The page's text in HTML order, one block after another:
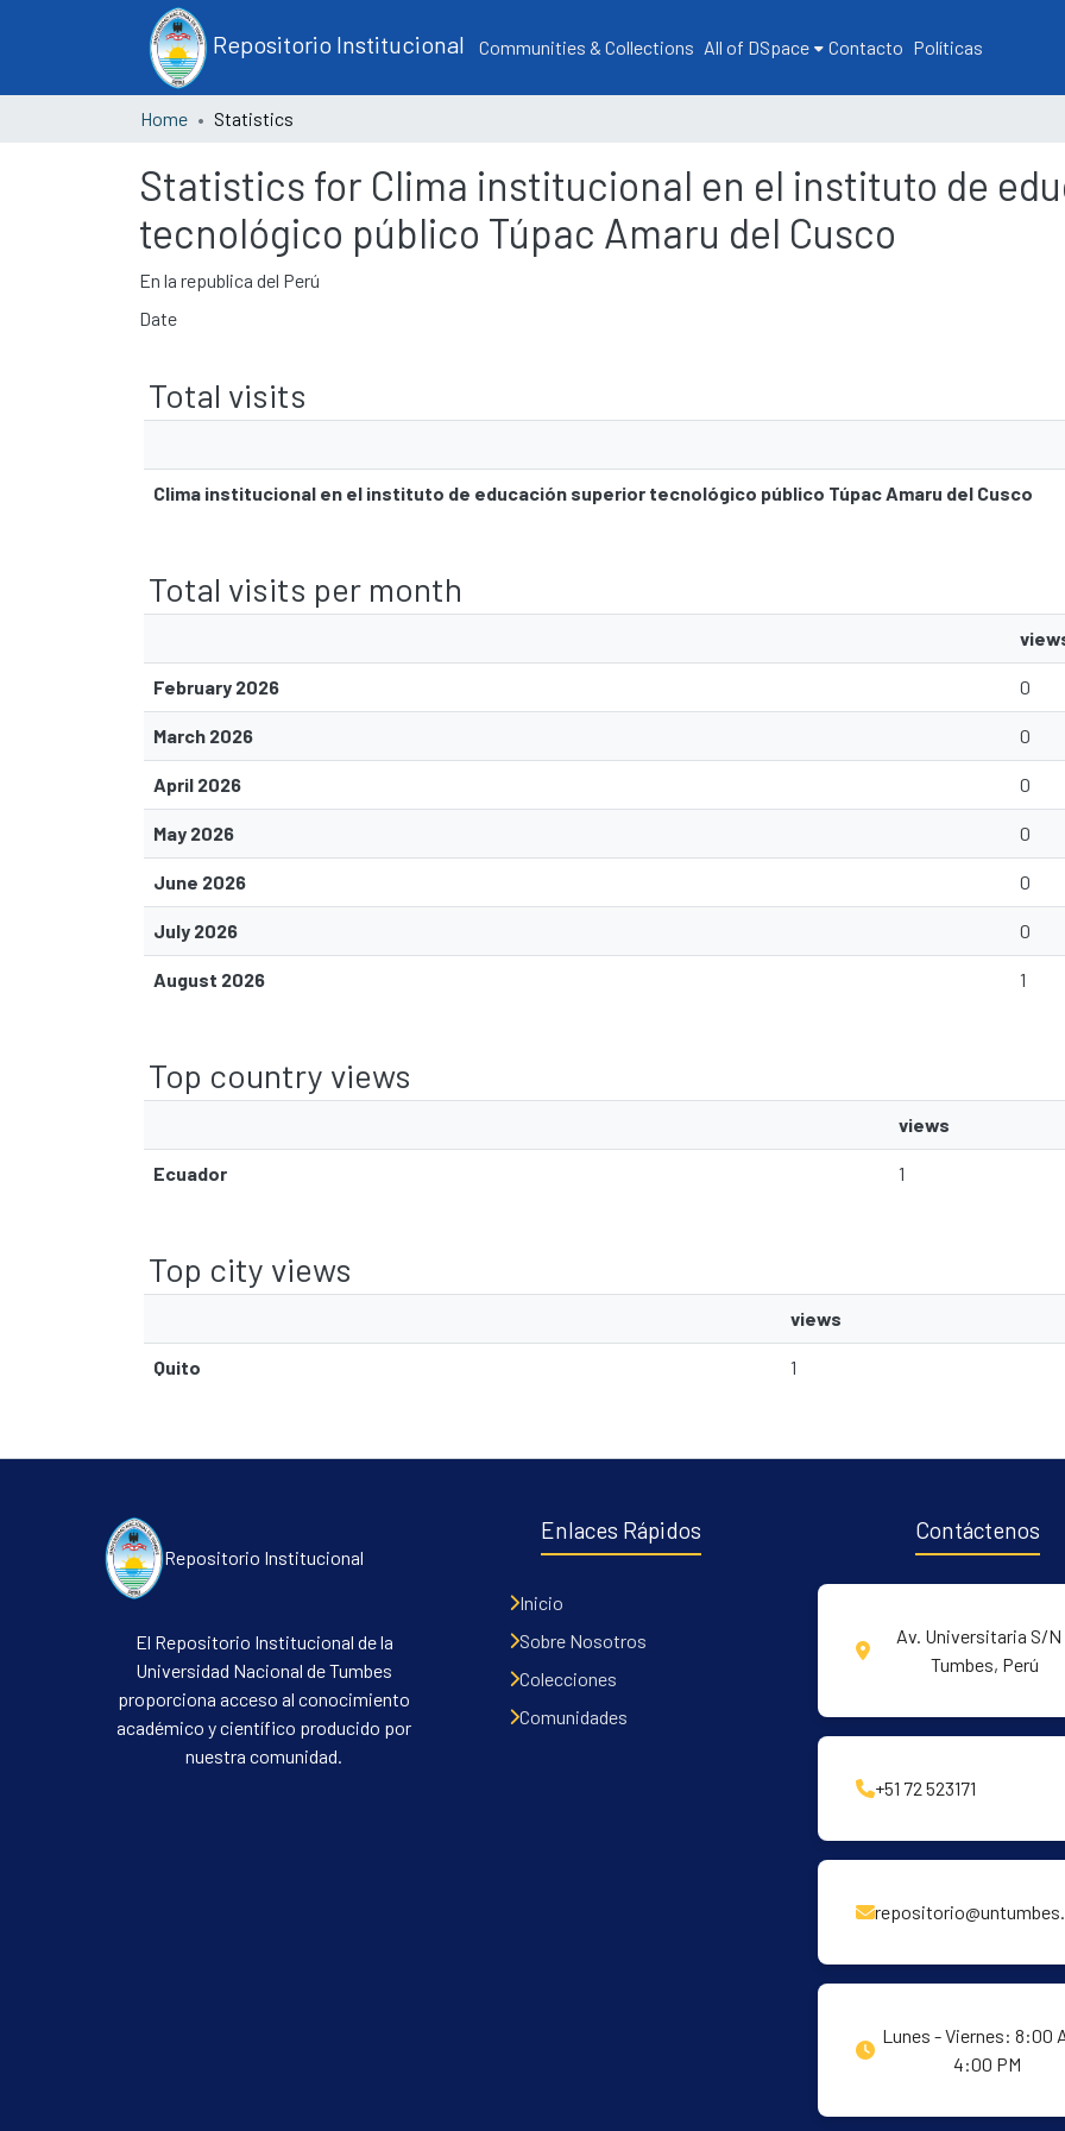
Repositorio Institucional Communities & Collections All of DSpace Contacto Políticas
Home Statistics
Statistics for Clima institucional en el instituto de
tecnológico público Túpac Amaru del Cusco
En la republica del Perú
Date
Total visits
Clima institucional en el instituto de educación superior tecnológico público Túpac Amaru del Cusco
Total visits per month
February 2026 0
March 2026 0
April 2026 0
May 2026 0
June 2026 0
July 2026 0
August 2026 1
Top country views
views
Ecuador 1
Top city views
views
Quito 1
Repositorio Institucional
El Repositorio Institucional de la
Universidad Nacional de Tumbes
proporciona acceso al conocimiento
académico y científico producido por
nuestra comunidad.
Enlaces Rápidos
Inicio
Sobre Nosotros
Colecciones
Comunidades
Contáctenos
Av. Universitaria S/N
Tumbes, Perú
+51 72 523171
Lunes - Viernes: 8:00
4:00 PM